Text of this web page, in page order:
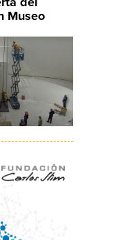
Museo